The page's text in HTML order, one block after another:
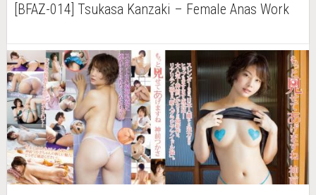
[BFAZ-014] Tsukasa Kanzaki – Female Anas Work